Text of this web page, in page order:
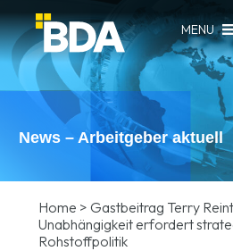
MENU
News – Arbeitgeber aktuell
Home > Gastbeitrag Terry
Unabhängigkeit erfordert
Rohstoffpolitik